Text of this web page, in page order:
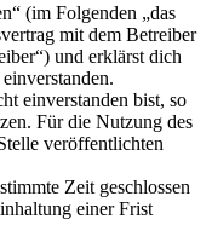
(im Folgenden „das
mit dem Betreiber
und erklärst dich
einverstanden bist, so
Für die Nutzung des
veröffentlichten
Zeit geschlossen
einer Frist